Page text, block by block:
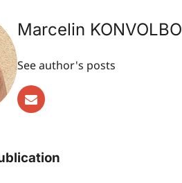
Marcelin KONVOLBO
See author's posts